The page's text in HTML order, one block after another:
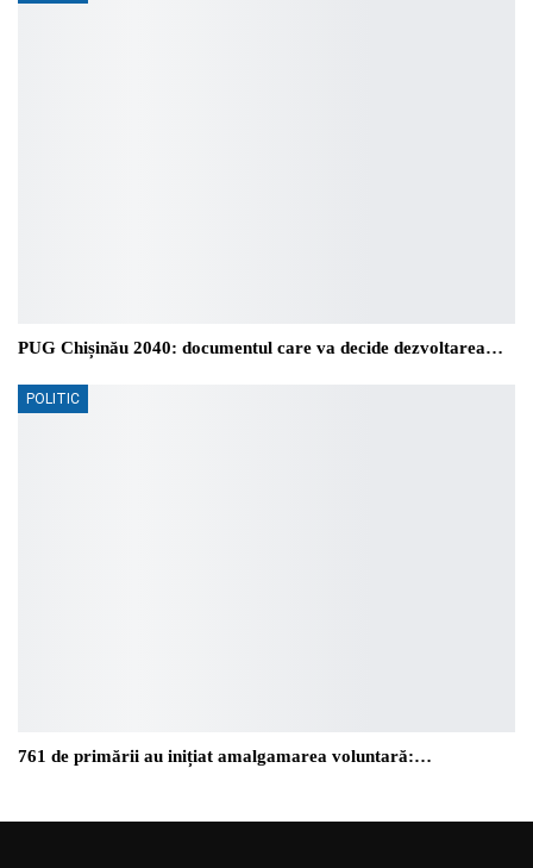
PUG Chișinău 2040: documentul care va decide dezvoltarea…
POLITIC
761 de primării au inițiat amalgamarea voluntară:…